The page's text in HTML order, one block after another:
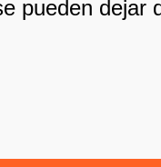
pueden dejar